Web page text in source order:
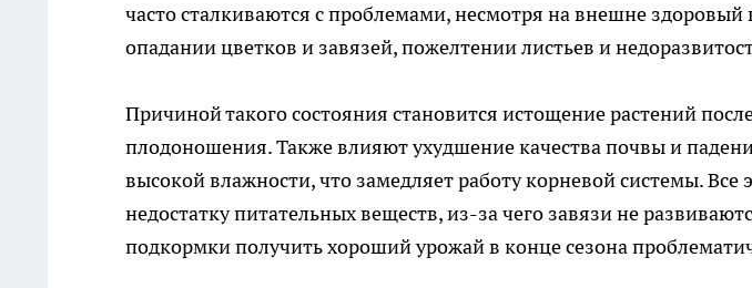
часто сталкиваются с проблемами, несмотря на внешне здоровый
опадании цветков и завязей, пожелтении листьев и
Причиной такого состояния становится истощение растений
плодоношения. Также влияют ухудшение качества почвы и
высокой влажности, что замедляет работу корневой системы.
недостатку питательных веществ, из-за чего завязи не
подкормки получить хороший урожай в конце сезона